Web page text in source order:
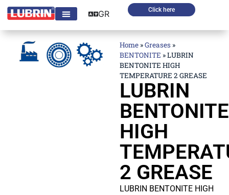
Click here
GR
Home »Greases »
BENTONITE »LUBRIN
BENTONITE HIGH
TEMPERATURE 2 GREASE
LUBRIN
BENTONITE
HIGH
2 GREASE
LUBRIN BENTONITE HIGH